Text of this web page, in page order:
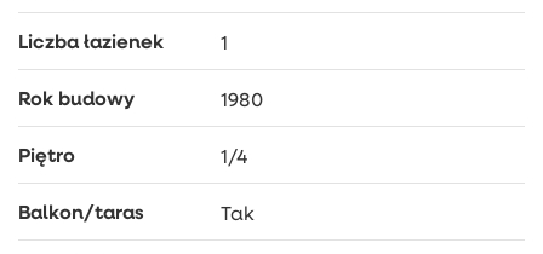
Liczba łazienek 1
Rok budowy 1980
Piętro 1/4
Balkon/taras Tak